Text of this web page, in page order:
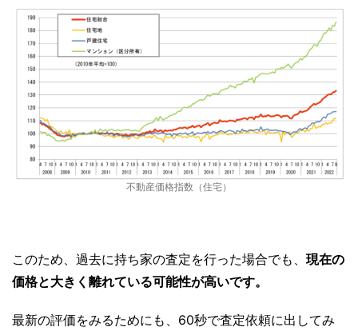
不動産価格指数（住宅）
このため、過去に持ち家の査定を行った場合でも、 現在の
価格と大きく離れている可能性が高いです。
最新の評価をみるためにも、60秒で査定依頼に出してみ